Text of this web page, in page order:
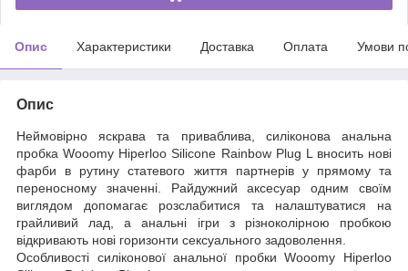
Опис Характеристики Доставка Оплата Умови
Опис
Неймовірно яскрава та приваблива, силіконова анальна
пробка Wooomy Hiperloo Silicone Rainbow Plug L вносить нові
фарби в рутину статевого життя партнерів у прямому та
переносному значенні. Райдужний аксесуар одним своїм
виглядом допомагає розслабитися та налаштуватися на
грайливий лад, а анальні ігри з різноколірною пробкою
відкривають нові горизонти сексуального задоволення.
Особливості силіконової анальної пробки Wooomy Hiperloo